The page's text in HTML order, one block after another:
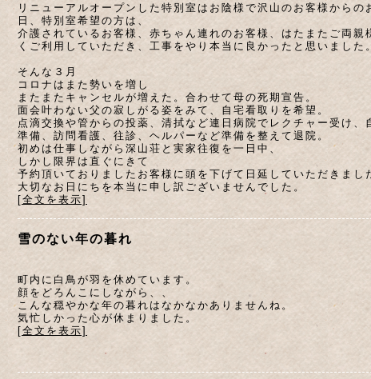
リニューアルオープンした特別室はお陰様で沢山のお客様からの
日、特別室希望の方は、
介護されているお客様、赤ちゃん連れのお客様、はたまたご両親
くご利用していただき、工事をやり本当に良かったと思いました。
そんな３月
コロナはまた勢いを増し
またまたキャンセルが増えた。合わせて母の死期宣告。
面会叶わない父の寂しがる姿をみて、自宅看取りを希望。
点滴交換や管からの投薬、清拭など連日病院でレクチャー受け、
準備、訪問看護、往診、ヘルパーなど準備を整えて退院。
初めは仕事しながら深山荘と実家往復を一日中、
しかし限界は直ぐにきて
予約頂いておりましたお客様に頭を下げて日延していただきまし
大切なお日にちを本当に申し訳ございませんでした。
[全文を表示]
雪のない年の暮れ
町内に白鳥が羽を休めています。
顔をどろんこにしながら、、
こんな穏やかな年の暮れはなかなかありませんね。
気忙しかった心が休まりました。
[全文を表示]